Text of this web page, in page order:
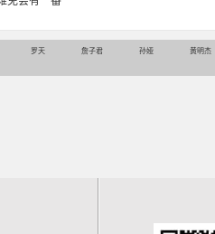
罗天 詹子君 孙娅 黄明杰